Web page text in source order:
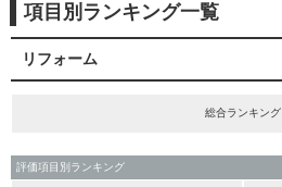
項目別ランキング一覧
リフォーム
総合ランキング
評価項目別ランキング